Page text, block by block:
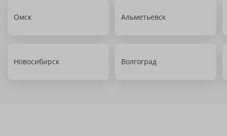
Омск Альметьевск
Новосибирск Волгоград